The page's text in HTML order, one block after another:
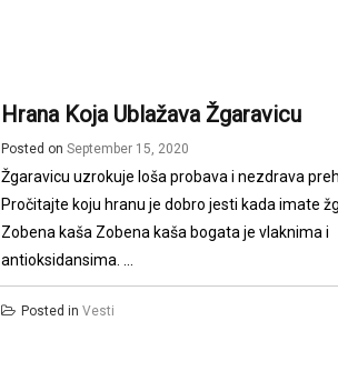
Hrana Koja Ublažava Žgaravicu
Posted onSeptember 15, 2020
Žgaravicu uzrokuje loša probava i nezdrava
Pročitajte koju hranu je dobro jesti kada imate
Zobena kaša Zobena kaša bogata je vlaknima i
antioksidansima. ...
Posted inVesti